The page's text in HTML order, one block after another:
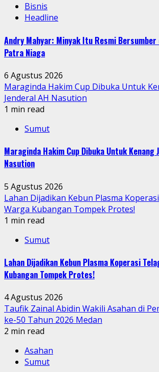
Bisnis
Headline
Andry Mahyar: Minyak Itu Resmi
Patra Niaga
6 Agustus 2026
Maraginda Hakim Cup Dibuka Untuk
Jenderal AH Nasution
1 min read
Sumut
Maraginda Hakim Cup Dibuka Untuk Kenang
Nasution
5 Agustus 2026
Lahan Dijadikan Kebun Plasma
Warga Kubangan Tompek Protes!
1 min read
Sumut
Lahan Dijadikan Kebun Plasma Koperasi
Kubangan Tompek Protes!
4 Agustus 2026
Taufik Zainal Abidin Wakili Asahan di
ke-50 Tahun 2026 Medan
2 min read
Asahan
Sumut